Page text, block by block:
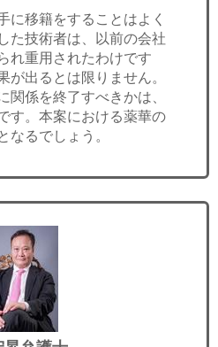
移籍をすることはよく
た技術者は、以前の会社
れ重用されたわけです
が出るとは限りません。
関係を終了すべきかは、
す。本案における薬華の
なるでしょう。